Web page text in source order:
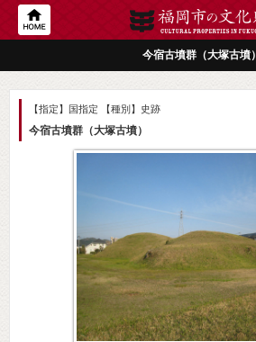
今宿古墳群（大塚古墳）
【指定】国指定 【種別】史跡
今宿古墳群（大塚古墳）